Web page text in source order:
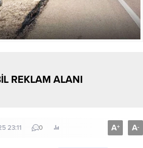
REKLAM ALANI
23:11 0 A+ A-